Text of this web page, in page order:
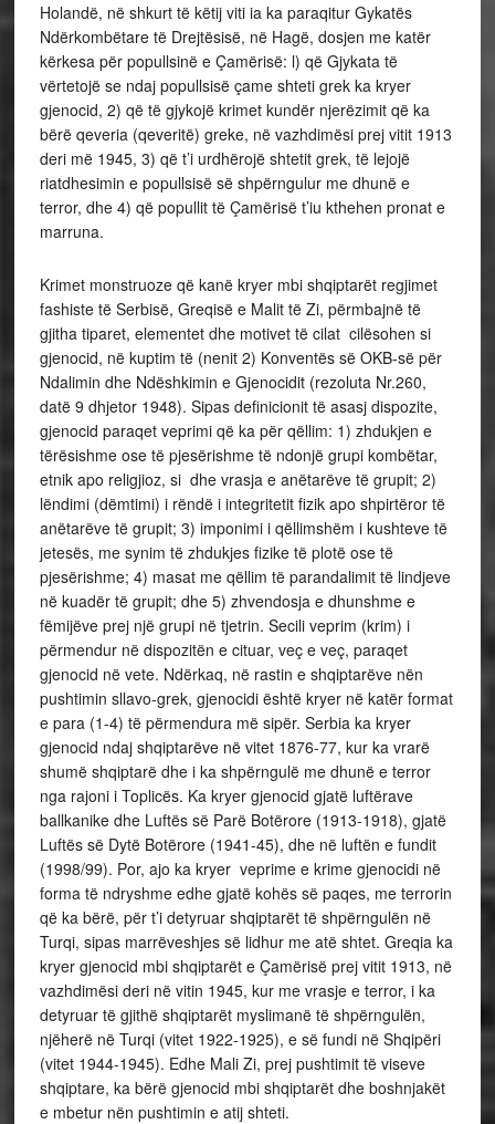
Holandë, në shkurt të këtij viti ia ka paraqitur Gykatës
Ndërkombëtare të Drejtësisë, në Hagë, dosjen me katër
kërkesa për popullsinë e Çamërisë: l) që Gjykata të
vërtetojë se ndaj popullsisë çame shteti grek ka kryer
gjenocid, 2) që të gjykojë krimet kundër njerëzimit që ka
bërë qeveria (qeveritë) greke, në vazhdimësi prej vitit 1913
deri më 1945, 3) që t’i urdhërojë shtetit grek, të lejojë
riatdhesimin e popullsisë së shpërngulur me dhunë e
terror, dhe 4) që popullit të Çamërisë t’iu kthehen pronat e
marruna.
Krimet monstruoze që kanë kryer mbi shqiptarët regjimet
fashiste të Serbisë, Greqisë e Malit të Zi, përmbajnë të
gjitha tiparet, elementet dhe motivet të cilat cilësohen si
gjenocid, në kuptim të (nenit 2) Konventës së OKB-së për
Ndalimin dhe Ndëshkimin e Gjenocidit (rezoluta Nr.260,
datë 9 dhjetor 1948). Sipas definicionit të asasj dispozite,
gjenocid paraqet veprimi që ka për qëllim: 1) zhdukjen e
tërësishme ose të pjesërishme të ndonjë grupi kombëtar,
etnik apo religjioz, si dhe vrasja e anëtarëve të grupit; 2)
lëndimi (dëmtimi) i rëndë i integritetit fizik apo shpirtëror të
anëtarëve të grupit; 3) imponimi i qëllimshëm i kushteve të
jetesës, me synim të zhdukjes fizike të plotë ose të
pjesërishme; 4) masat me qëllim të parandalimit të lindjeve
në kuadër të grupit; dhe 5) zhvendosja e dhunshme e
fëmijëve prej një grupi në tjetrin. Secili veprim (krim) i
përmendur në dispozitën e cituar, veç e veç, paraqet
gjenocid në vete. Ndërkaq, në rastin e shqiptarëve nën
pushtimin sllavo-grek, gjenocidi është kryer në katër format
e para (1-4) të përmendura më sipër. Serbia ka kryer
gjenocid ndaj shqiptarëve në vitet 1876-77, kur ka vrarë
shumë shqiptarë dhe i ka shpërngulë me dhunë e terror
nga rajoni i Toplicës. Ka kryer gjenocid gjatë luftërave
ballkanike dhe Luftës së Parë Botërore (1913-1918), gjatë
Luftës së Dytë Botërore (1941-45), dhe në luftën e fundit
(1998/99). Por, ajo ka kryer veprime e krime gjenocidi në
forma të ndryshme edhe gjatë kohës së paqes, me terrorin
që ka bërë, për t’i detyruar shqiptarët të shpërngulën në
Turqi, sipas marrëveshjes së lidhur me atë shtet. Greqia ka
kryer gjenocid mbi shqiptarët e Çamërisë prej vitit 1913, në
vazhdimësi deri në vitin 1945, kur me vrasje e terror, i ka
detyruar të gjithë shqiptarët myslimanë të shpërngulën,
njëherë në Turqi (vitet 1922-1925), e së fundi në Shqipëri
(vitet 1944-1945). Edhe Mali Zi, prej pushtimit të viseve
shqiptare, ka bërë gjenocid mbi shqiptarët dhe boshnjakët
e mbetur nën pushtimin e atij shteti.